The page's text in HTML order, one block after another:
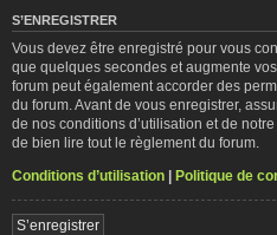
S’ENREGISTRER
Vous devez être enregistré pour vous
que quelques secondes et augmente
forum peut également accorder des
du forum. Avant de vous enregistrer,
de nos conditions d’utilisation et de
de bien lire tout le règlement du forum.
Conditions d’utilisation | Politique de
S’enregistrer